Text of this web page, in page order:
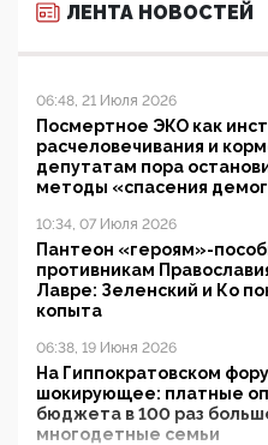
ЛЕНТА НОВОСТЕЙ
06:48, 21 Июля 2026
Посмертное ЭКО как
расчеловечивания и
депутатам пора
методы «спасения
10:34, 07 Июля 2026
Пантеон «героям»-
противникам
Лавре: Зеленский и Ко
копыта
06:38, 19 Июня 2026
На Гиппократовском
шокирующее: платные
бюджета в 100 раз
многодетные семьи